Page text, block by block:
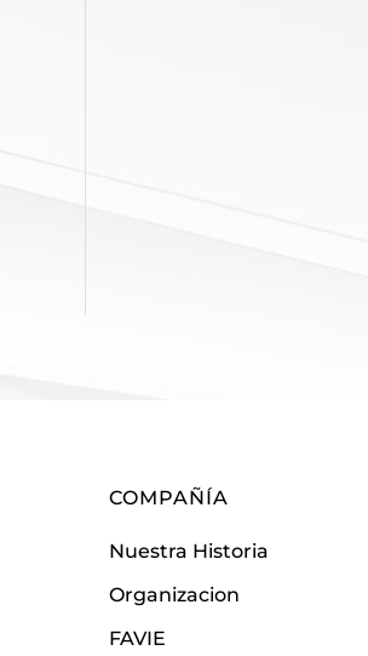
COMPAÑÍA
Nuestra Historia
Organizacion
FAVIE